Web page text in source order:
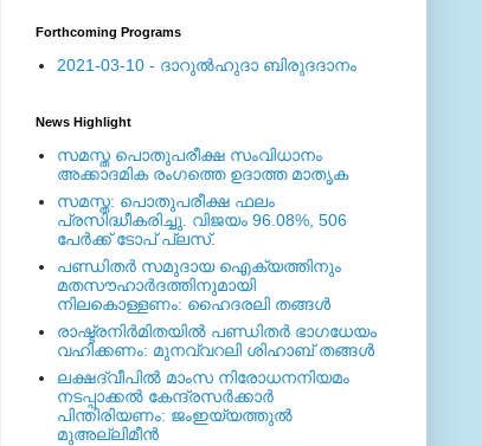
Forthcoming Programs
2021-03-10 - ദാറുല്‍ഹുദാ ബിരുദദാനം
News Highlight
സമസ്ത പൊതുപരീക്ഷ സംവിധാനം
അക്കാദമിക രംഗത്തെ ഉദാത്ത മാതൃക
സമസ്ത: പൊതുപരീക്ഷ ഫലം
പ്രസിദ്ധീകരിച്ചു. വിജയം 96.08%, 506
പേര്‍ക്ക് ടോപ് പ്ലസ്.
പണ്ഡിതര്‍ സമുദായ ഐക്യത്തിനും
മതസൗഹാര്‍ദത്തിനുമായി
നിലകൊള്ളണം: ഹൈദരലി തങ്ങള്‍
രാഷ്ട്രനിര്‍മിതയില്‍ പണ്ഡിതര്‍ ഭാഗധേയം
വഹിക്കണം: മുനവ്വറലി ശിഹാബ് തങ്ങള്‍
ലക്ഷദ്വീപില്‍ മാംസ നിരോധനനിയമം
നടപ്പാക്കല്‍ കേന്ദ്രസര്‍ക്കാര്‍
പിന്തിരിയണം: ജംഇയ്യത്തുല്‍
മുഅല്ലിമീന്‍